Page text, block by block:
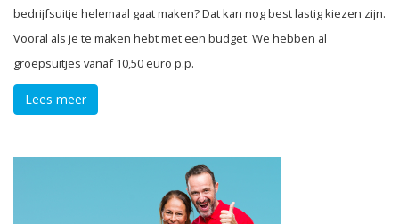
bedrijfsuitje helemaal gaat maken? Dat kan nog best lastig kiezen zijn.
Vooral als je te maken hebt met een budget. We hebben al
groepsuitjes vanaf 10,50 euro p.p.
Lees meer